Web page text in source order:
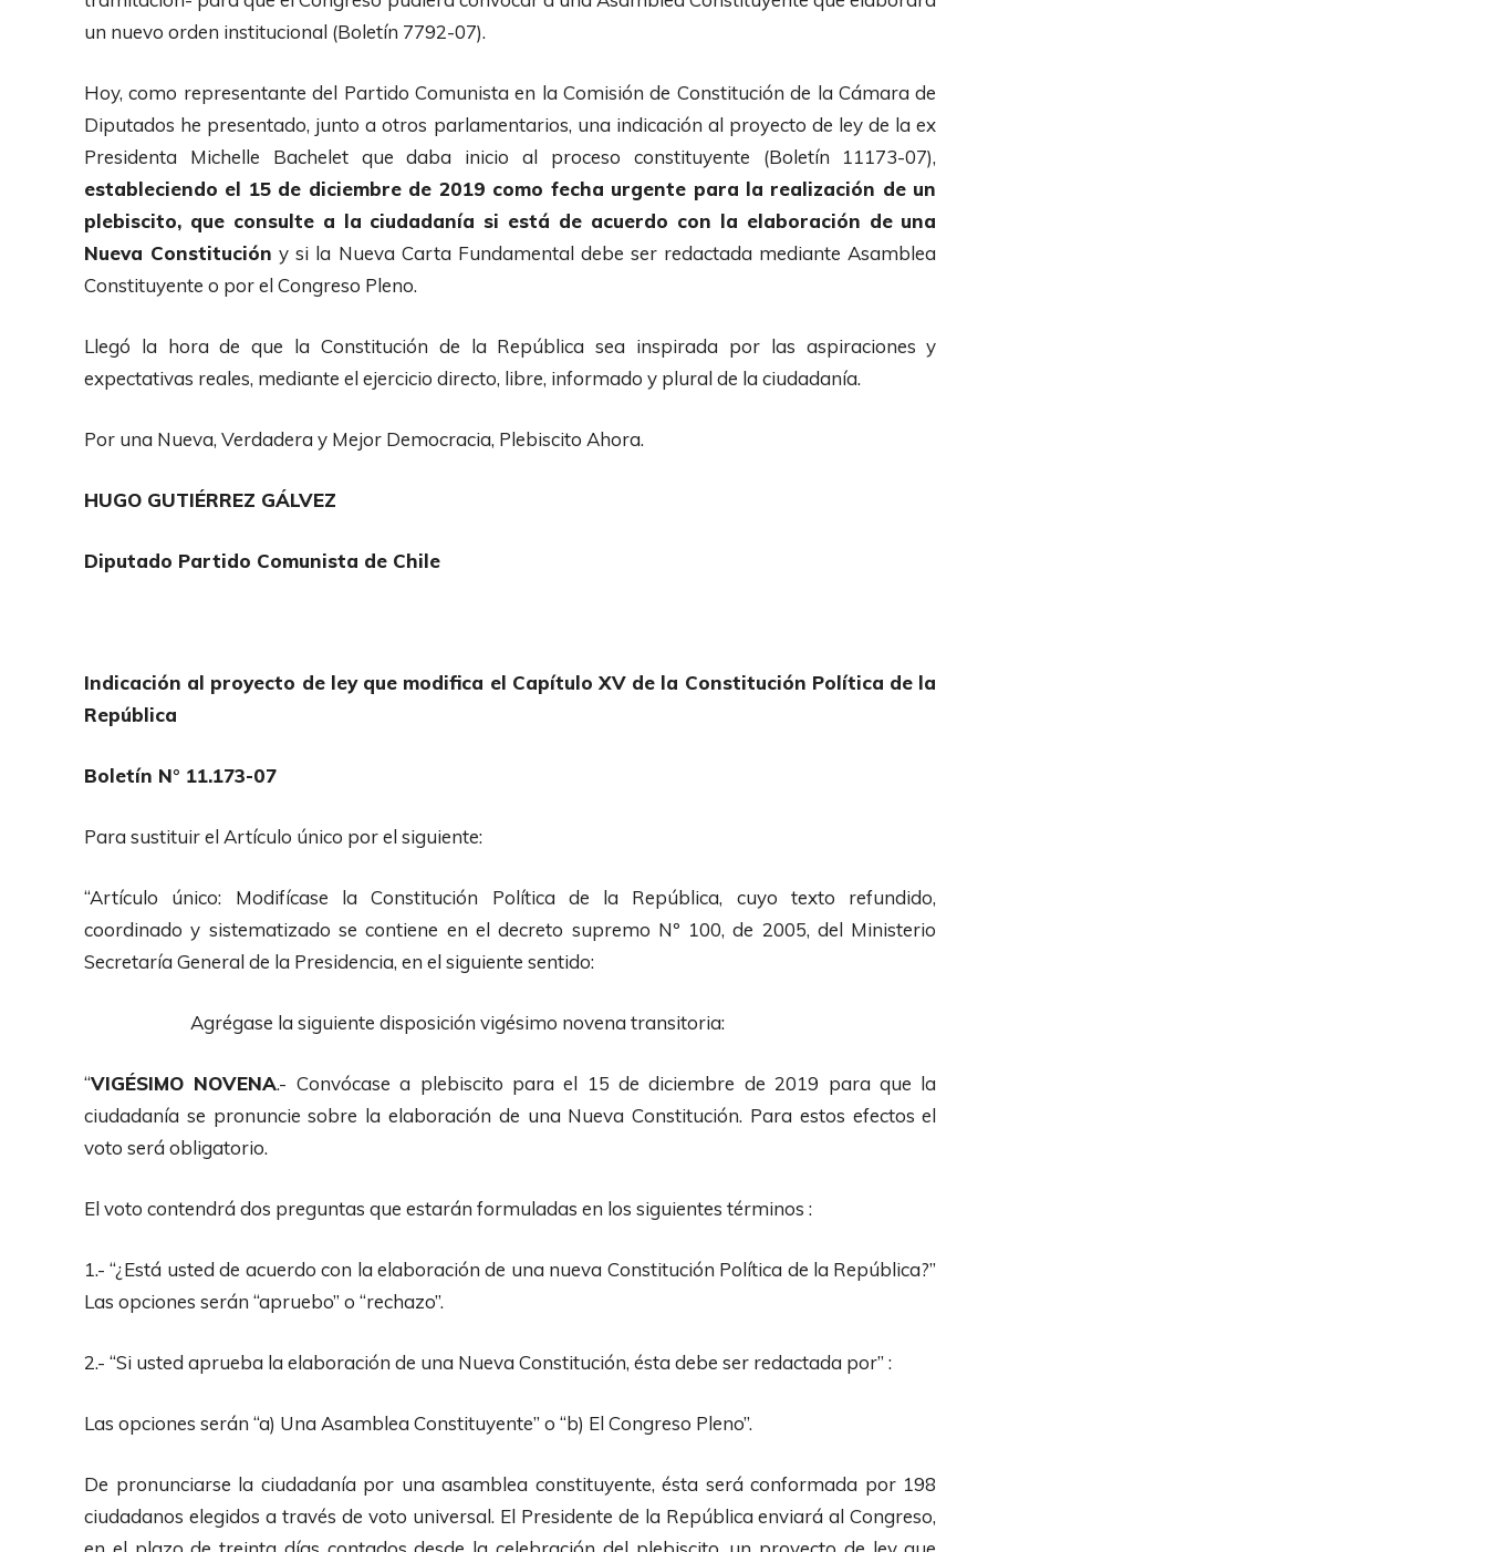
un nuevo orden institucional (Boletín 7792-07).
Hoy, como representante del Partido Comunista en la Comisión de Constitución de la Cámara de
Diputados he presentado, junto a otros parlamentarios, una indicación al proyecto de ley de la ex
Presidenta Michelle Bachelet que daba inicio al proceso constituyente (Boletín 11173-07),
estableciendo el 15 de diciembre de 2019 como fecha urgente para la realización de un
plebiscito, que consulte a la ciudadanía si está de acuerdo con la elaboración de una
Nueva Constitución y si la Nueva Carta Fundamental debe ser redactada mediante Asamblea
Constituyente o por el Congreso Pleno.
Llegó la hora de que la Constitución de la República sea inspirada por las aspiraciones y
expectativas reales, mediante el ejercicio directo, libre, informado y plural de la ciudadanía.
Por una Nueva, Verdadera y Mejor Democracia, Plebiscito Ahora.
HUGO GUTIÉRREZ GÁLVEZ
Diputado Partido Comunista de Chile
Indicación al proyecto de ley que modifica el Capítulo XV de la Constitución Política de la
República
Boletín N° 11.173-07
Para sustituir el Artículo único por el siguiente:
“Artículo único: Modifícase la Constitución Política de la República, cuyo texto refundido,
coordinado y sistematizado se contiene en el decreto supremo Nº 100, de 2005, del Ministerio
Secretaría General de la Presidencia, en el siguiente sentido:
Agrégase la siguiente disposición vigésimo novena transitoria:
“VIGÉSIMO NOVENA.- Convócase a plebiscito para el 15 de diciembre de 2019 para que la
ciudadanía se pronuncie sobre la elaboración de una Nueva Constitución. Para estos efectos el
voto será obligatorio.
El voto contendrá dos preguntas que estarán formuladas en los siguientes términos :
1.- “¿Está usted de acuerdo con la elaboración de una nueva Constitución Política de la República?”
Las opciones serán “apruebo” o “rechazo”.
2.- “Si usted aprueba la elaboración de una Nueva Constitución, ésta debe ser redactada por” :
Las opciones serán “a) Una Asamblea Constituyente” o “b) El Congreso Pleno”.
De pronunciarse la ciudadanía por una asamblea constituyente, ésta será conformada por 198
ciudadanos elegidos a través de voto universal. El Presidente de la República enviará al Congreso,